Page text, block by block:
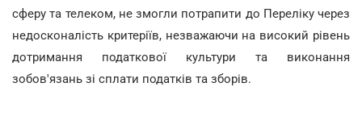
сферу та телеком, не змогли потрапити до Переліку через
недосконалість критеріїв, незважаючи на високий рівень
дотримання податкової культури та виконання
зобов'язань зі сплати податків та зборів.